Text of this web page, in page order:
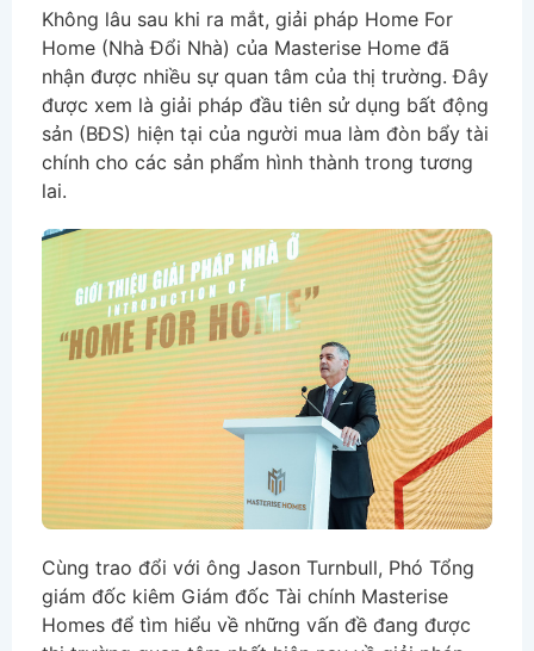
Không lâu sau khi ra mắt, giải pháp Home For
Home (Nhà Đổi Nhà) của Masterise Home đã
nhận được nhiều sự quan tâm của thị trường. Đây
được xem là giải pháp đầu tiên sử dụng bất động
sản (BĐS) hiện tại của người mua làm đòn bẩy tài
chính cho các sản phẩm hình thành trong tương
lai.
Cùng trao đổi với ông Jason Turnbull, Phó Tổng
giám đốc kiêm Giám đốc Tài chính Masterise
Homes để tìm hiểu về những vấn đề đang được